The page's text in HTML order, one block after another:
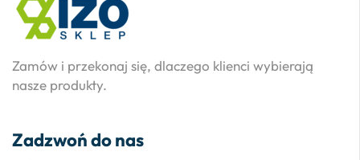
Zamów i przekonaj się, dlaczego klienci wybierają
nasze produkty.
Zadzwoń do nas